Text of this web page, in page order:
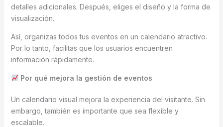
detalles adicionales. Después, eliges el diseño y la forma de
visualización.
Así, organizas todos tus eventos en un calendario atractivo.
Por lo tanto, facilitas que los usuarios encuentren
información rápidamente.
Por qué mejora la gestión de eventos
Un calendario visual mejora la experiencia del visitante. Sin
embargo, también es importante que sea flexible y
escalable.